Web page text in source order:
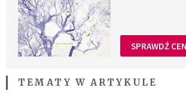
SPRAWDŹ
TEMATY W ARTYKULE